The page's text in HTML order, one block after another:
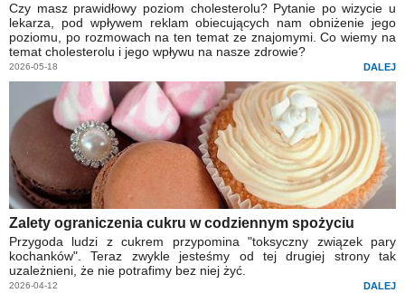
Czy masz prawidłowy poziom cholesterolu? Pytanie po wizycie u
lekarza, pod wpływem reklam obiecujących nam obniżenie jego
poziomu, po rozmowach na ten temat ze znajomymi. Co wiemy na
temat cholesterolu i jego wpływu na nasze zdrowie?
2026-05-18 DALEJ
Zalety ograniczenia cukru w codziennym spożyciu
Przygoda ludzi z cukrem przypomina "toksyczny związek pary
kochanków". Teraz zwykle jesteśmy od tej drugiej strony tak
uzależnieni, że nie potrafimy bez niej żyć.
2026-04-12 DALEJ